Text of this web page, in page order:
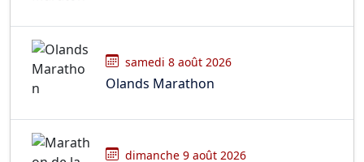
samedi 8 août 2026
Olands Marathon
dimanche 9 août 2026